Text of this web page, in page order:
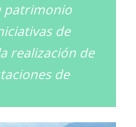
patrimonio
de
realización de
de